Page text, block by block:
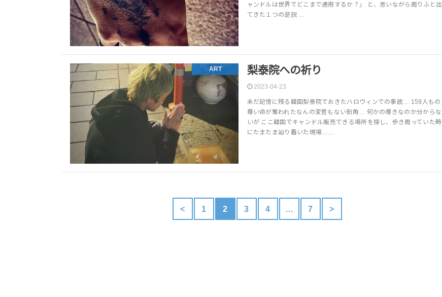
ャンドルは世界でどこまで通用するか？」 と、思いながら周りふと出
てきた１つの逆説 …
ART 梨泰院への祈り
2023-04-23
未だ記憶に残る韓国梨泰院でおきたハロウィンでの事故… 159人もの
尊い命が奪われたなんの変哲もない街角… 何かの導きなのか分からな
いが ここ韓国でキャンドル販売できる場所を探し、歩き周っていた時
にたまたま辿り着いた現場……
< 1 2 3 4 … 7 >